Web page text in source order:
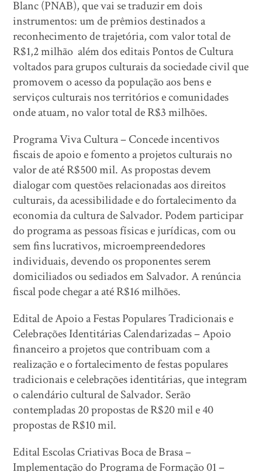
Blanc (PNAB), que vai se traduzir em dois
instrumentos: um de prêmios destinados a
reconhecimento de trajetória, com valor total de
R$1,2 milhão além dos editais Pontos de Cultura
voltados para grupos culturais da sociedade civil que
promovem o acesso da população aos bens e
serviços culturais nos territórios e comunidades
onde atuam, no valor total de R$3 milhões.
Programa Viva Cultura – Concede incentivos
fiscais de apoio e fomento a projetos culturais no
valor de até R$500 mil. As propostas devem
dialogar com questões relacionadas aos direitos
culturais, da acessibilidade e do fortalecimento da
economia da cultura de Salvador. Podem participar
do programa as pessoas físicas e jurídicas, com ou
sem fins lucrativos, microempreendedores
individuais, devendo os proponentes serem
domiciliados ou sediados em Salvador. A renúncia
fiscal pode chegar a até R$16 milhões.
Edital de Apoio a Festas Populares Tradicionais e
Celebrações Identitárias Calendarizadas – Apoio
financeiro a projetos que contribuam com a
realização e o fortalecimento de festas populares
tradicionais e celebrações identitárias, que integram
o calendário cultural de Salvador. Serão
contempladas 20 propostas de R$20 mil e 40
propostas de R$10 mil.
Edital Escolas Criativas Boca de Brasa –
Implementação do Programa de Formação 01 –